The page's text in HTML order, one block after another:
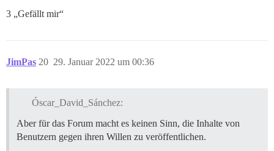
3 „Gefällt mir“
JimPas 29. Januar 2022 um 00:36
20
Óscar_David_Sánchez:
Aber für das Forum macht es keinen Sinn, die Inhalte von
Benutzern gegen ihren Willen zu veröffentlichen.